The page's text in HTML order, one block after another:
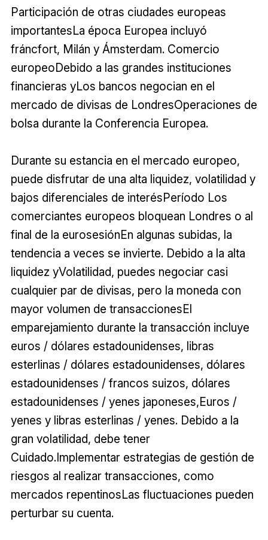
Participación de otras ciudades europeas
importantesLa época Europea incluyó
fráncfort, Milán y Ámsterdam. Comercio
europeoDebido a las grandes instituciones
financieras yLos bancos negocian en el
mercado de divisas de LondresOperaciones de
bolsa durante la Conferencia Europea.
Durante su estancia en el mercado europeo,
puede disfrutar de una alta liquidez, volatilidad y
bajos diferenciales de interésPeríodo Los
comerciantes europeos bloquean Londres o al
final de la eurosesiónEn algunas subidas, la
tendencia a veces se invierte. Debido a la alta
liquidez yVolatilidad, puedes negociar casi
cualquier par de divisas, pero la moneda con
mayor volumen de transaccionesEl
emparejamiento durante la transacción incluye
euros / dólares estadounidenses, libras
esterlinas / dólares estadounidenses, dólares
estadounidenses / francos suizos, dólares
estadounidenses / yenes japoneses,Euros /
yenes y libras esterlinas / yenes. Debido a la
gran volatilidad, debe tener
Cuidado.Implementar estrategias de gestión de
riesgos al realizar transacciones, como
mercados repentinosLas fluctuaciones pueden
perturbar su cuenta.